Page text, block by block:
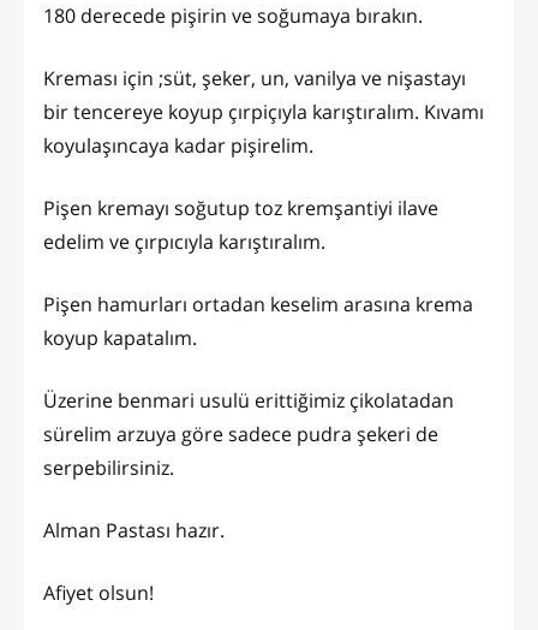
180 derecede pişirin ve soğumaya bırakın.
Kreması için ;süt, şeker, un, vanilya ve nişastayı
bir tencereye koyup çırpiçıyla karıştıralım. Kıvamı
koyulaşıncaya kadar pişirelim.
Pişen kremayı soğutup toz kremşantiyi ilave
edelim ve çırpıcıyla karıştıralım.
Pişen hamurları ortadan keselim arasına krema
koyup kapatalım.
Üzerine benmari usulü erittiğimiz çikolatadan
sürelim arzuya göre sadece pudra şekeri de
serpebilirsiniz.
Alman Pastası hazır.
Afiyet olsun!